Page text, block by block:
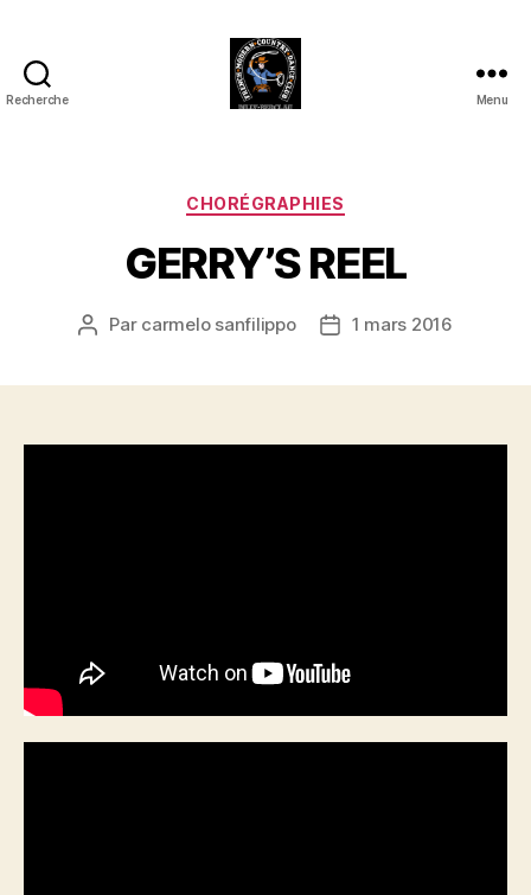
Recherche
de
Billy-
Berclau
(62)
Menu
Catégories
CHORÉGRAPHIES
GERRY’S REEL
Auteur
Par carmelo sanfilippo
Date1 mars 2016